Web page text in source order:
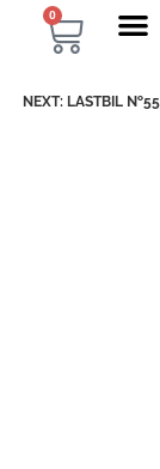
0
NEXT: LASTBIL №55